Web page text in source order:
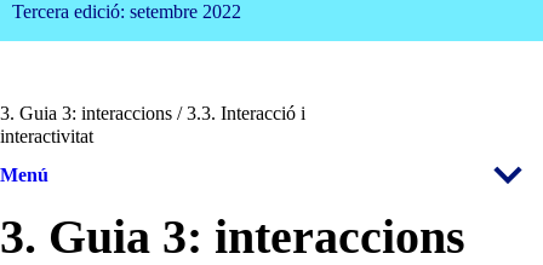
Tercera edició: setembre 2022
3. Guia 3: interaccions / 3.3. Interacció i
interactivitat
Menú
3. Guia 3: interaccions